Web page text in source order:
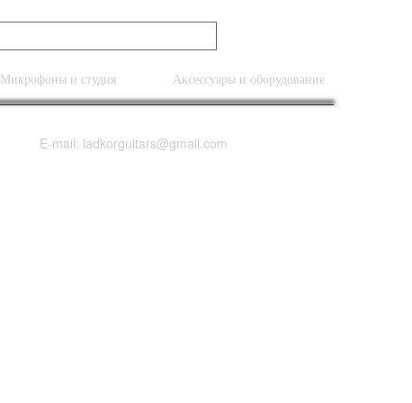
Микрофоны и студия Аксессуары и оборудование
E-mail: ladkorguitars@gmail.com